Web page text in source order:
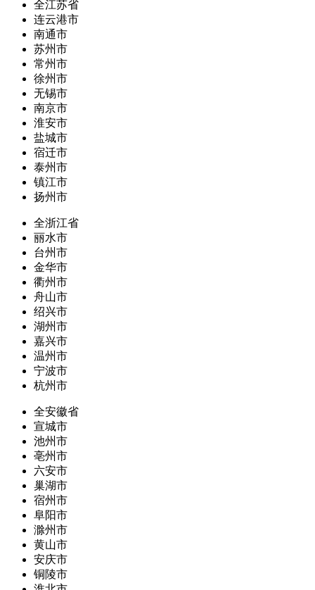
全江苏省
连云港市
南通市
苏州市
常州市
徐州市
无锡市
南京市
淮安市
盐城市
宿迁市
泰州市
镇江市
扬州市
全浙江省
丽水市
台州市
金华市
衢州市
舟山市
绍兴市
湖州市
嘉兴市
温州市
宁波市
杭州市
全安徽省
宣城市
池州市
亳州市
六安市
巢湖市
宿州市
阜阳市
滁州市
黄山市
安庆市
铜陵市